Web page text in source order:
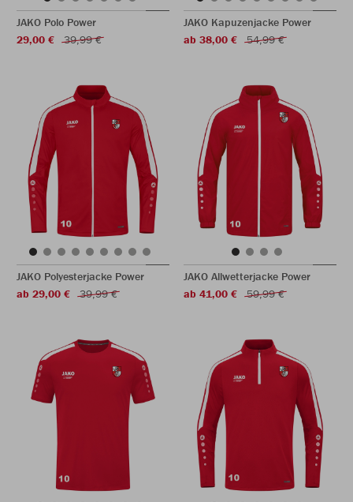
JAKO Polo Power
29,00 €
39,99 €
JAKO Kapuzenjacke Power
ab 38,00 €
54,99 €
JAKO Polyesterjacke Power
ab 29,00 €
39,99 €
JAKO Allwetterjacke Power
ab 41,00 €
59,99 €